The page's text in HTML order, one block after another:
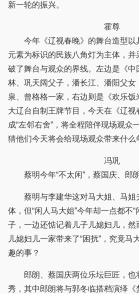
新一轮的振兴。
霍尊
今年《辽视春晚》的舞台造型以
元素为标识的民族八角灯为主体，
破了舞台与观众的界线。左边是《中
林、巩天阔父子，潘长江、潘阳父女
泉、曾格格一家，右边则是《欢乐
大辽台自制王牌节目，今天在《辽视
成“左邻右舍”，将全程陪伴现场观众
猜他们今天将会给现场观众带来什么
冯巩
蔡明今年“不太闲”，蔡国庆、郎
蔡明与李建华这对马大姐、马姐
体，但“闲人马大姐”今年却一点都不
子，一边还惦记着儿子儿媳妇儿，然
儿媳妇儿一家带来了“困扰”，究竟马
趣的事？
郎朗、蔡国庆两位乐坛巨匠，也
秀，其中郎朗将与郭冬临搭档演绎《